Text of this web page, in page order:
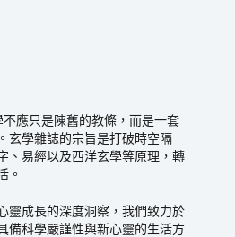
應只是陳舊的教條，而是一套
玄學雜誌的宗旨是打破時空隔
、易經以及西洋玄學等原理，轉
。
靈成長的深度洞察，我們致力於
備科學嚴謹性與新心靈的生活方